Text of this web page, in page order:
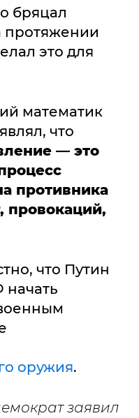
бряцал
это для
математик
что
— это
противника
провокаций,
что Путин
начать
оружия.
заявил